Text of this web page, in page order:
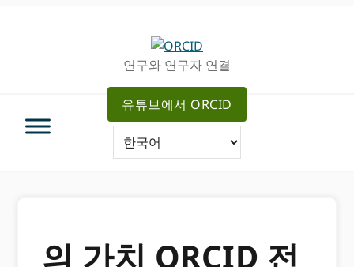
연구와 연구자 연결
유튜브에서 ORCID
의 가치 ORCID 전